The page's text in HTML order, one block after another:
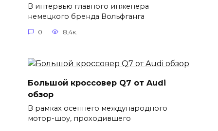
В интервью главного инженера
немецкого бренда Вольфганга
0 8,4к.
Большой кроссовер Q7 от Audi
обзор
В рамках осеннего международного
мотор-шоу, проходившего